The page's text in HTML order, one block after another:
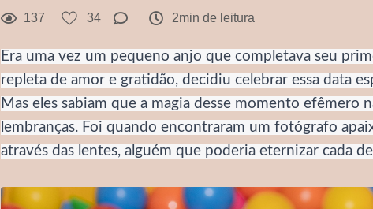
137 34 2min de leitura
Era uma vez um pequeno anjo que completava seu
repleta de amor e gratidão, decidiu celebrar essa data
Mas eles sabiam que a magia desse momento efêmero
lembranças. Foi quando encontraram um fotógrafo
através das lentes, alguém que poderia eternizar cada